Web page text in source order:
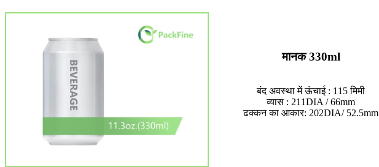
मानक 330ml
बंद अवस्था में ऊंचाई : 115 मिमी
व्यास : 211DIA / 66mm
ढक्कन का आकार: 202DIA/ 52.5mm